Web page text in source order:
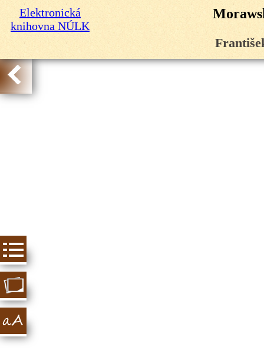
Elektronická
knihovna NÚLK